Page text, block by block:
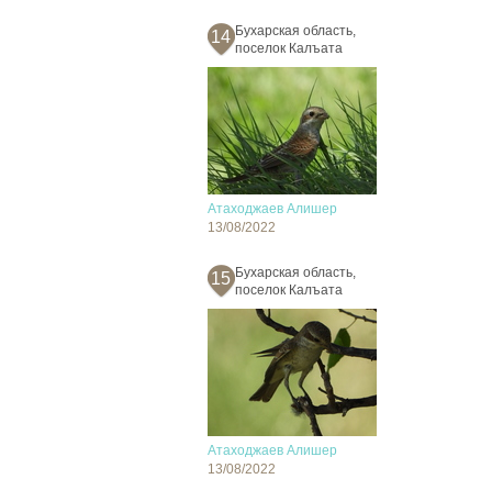
14 Бухарская область,
поселок Калъата
Атаходжаев Алишер
13/08/2022
15 Бухарская область,
поселок Калъата
Атаходжаев Алишер
13/08/2022